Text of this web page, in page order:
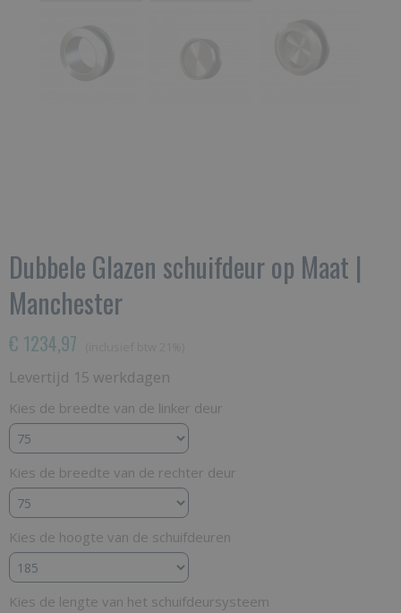
Dubbele Glazen schuifdeur op Maat |
Manchester
€ 1234,97
Levertijd 15 werkdagen
Kies de breedte van de linker deur
Kies de breedte van de rechter deur
Kies de hoogte van de schuifdeuren
Kies de lengte van het schuifdeursysteem